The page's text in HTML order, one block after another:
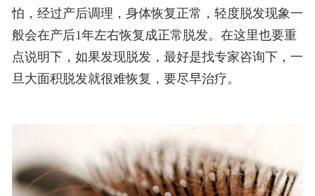
怕，经过产后调理，身体恢复正常，轻度脱发现象一
般会在产后1年左右恢复成正常脱发。在这里也要重
点说明下，如果发现脱发，最好是找专家咨询下，一
旦大面积脱发就很难恢复，要尽早治疗。